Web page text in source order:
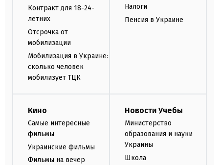
Контракт для 18-24-
летних
Отсрочка от
мобилизации
Мобилизация в Украине:
сколько человек
мобилизует ТЦК
Налоги
Пенсия в Украине
Кино
Самые интересные
фильмы
Украинские фильмы
Фильмы на вечер
Новости Учебы
Министерство
образования и науки
Украины
Школа